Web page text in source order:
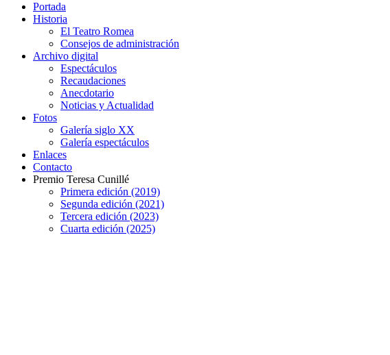
Portada
Historia
El Teatro Romea
Consejos de administración
Archivo digital
Espectáculos
Recaudaciones
Anecdotario
Noticias y Actualidad
Fotos
Galería siglo XX
Galería espectáculos
Enlaces
Contacto
Premio Teresa Cunillé
Primera edición (2019)
Segunda edición (2021)
Tercera edición (2023)
Cuarta edición (2025)